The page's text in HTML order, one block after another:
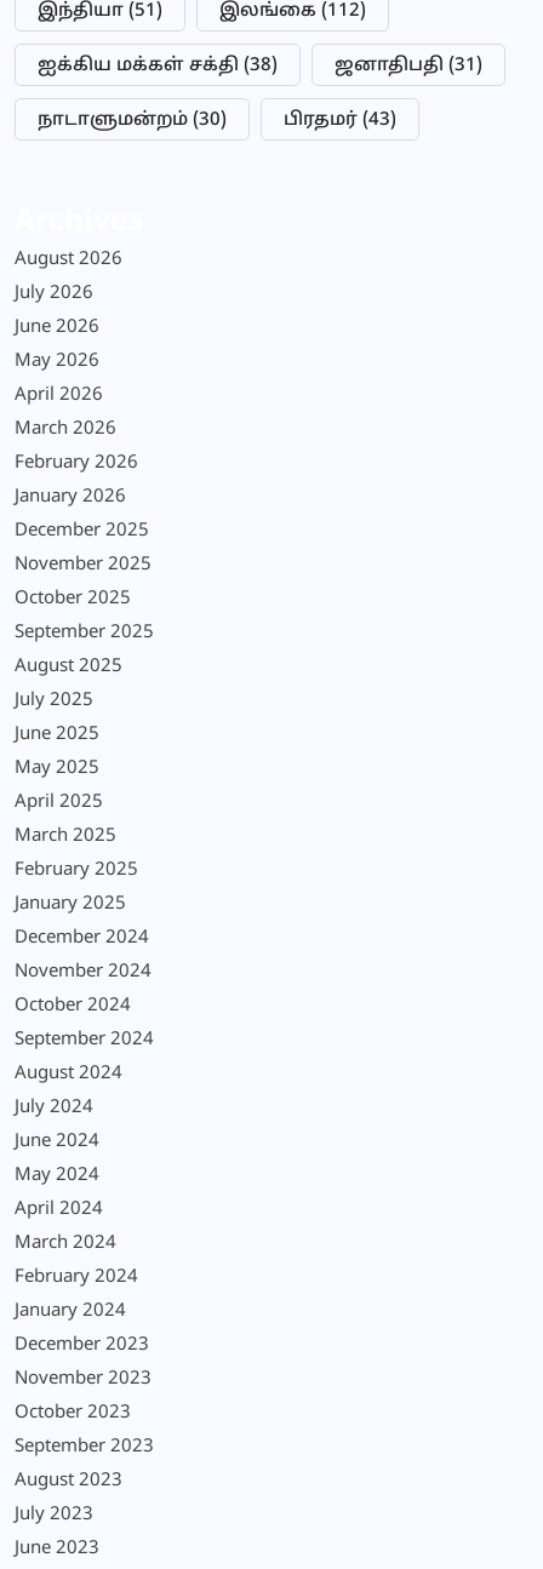
இந்தியா (51) இலங்கை (112)
ஐக்கிய மக்கள் சக்தி (38) ஜனாதிபதி (31)
நாடாளுமன்றம் (30) பிரதமர் (43)
August 2026
July 2026
June 2026
May 2026
April 2026
March 2026
February 2026
January 2026
December 2025
November 2025
October 2025
September 2025
August 2025
July 2025
June 2025
May 2025
April 2025
March 2025
February 2025
January 2025
December 2024
November 2024
October 2024
September 2024
August 2024
July 2024
June 2024
May 2024
April 2024
March 2024
February 2024
January 2024
December 2023
November 2023
October 2023
September 2023
August 2023
July 2023
June 2023